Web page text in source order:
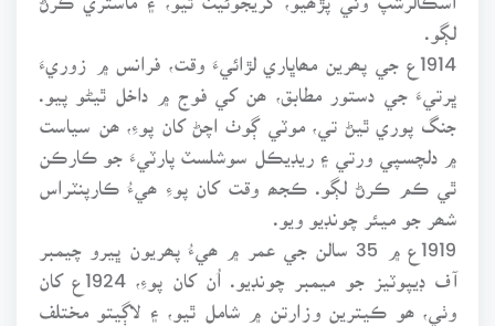
لڳو.
1914ع جي پھرين مھاڀاري لڙائيءَ وقت، فرانس ۾ زوريءَ
ڀرتيءَ جي دستور مطابق، ھن کي فوج ۾ داخل ٿيڻو پيو.
جنگ پوري ٿيڻ تي، موٽي ڳوٺ اچڻ کان پوءِ، ھن سياست
۾ دلچسپي ورتي ۽ ريڊيڪل سوشلسٽ پارٽيءَ جو ڪارڪن
ٿي ڪم ڪرڻ لڳو. ڪجھ وقت کان پوءِ ھيءُ ڪارپنٽراس
1919ع ۾ 35 سالن جي عمر ۾ ھيءُ پھريون ڀيرو چيمبر
آف ڊيپوٽيز جو ميمبر چونڊيو. اُن کان پوءِ، 1924ع کان
وٺي، ھو ڪيترين وزارتن ۾ شامل ٿيو، ۽ لاڳيتو مختلف